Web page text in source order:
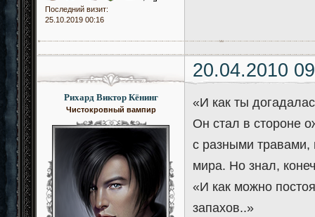
Последний визит:
25.10.2019 00:16
20.04.2010
Рихард Виктор Кёнинг
Чистокровный вампир
«И как ты
Он стал в стороне
с разными травами,
мира. Но знал,
«И как можно
запахов..»